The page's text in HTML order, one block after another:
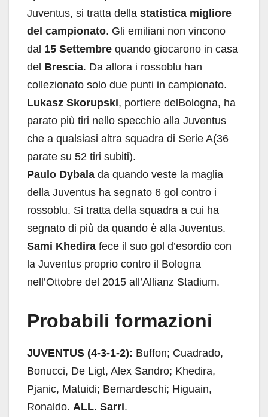
Juventus, si tratta della statistica migliore
del campionato. Gli emiliani non vincono
dal 15 Settembre quando giocarono in casa
del Brescia. Da allora i rossoblu han
collezionato solo due punti in campionato.
Lukasz Skorupski, portiere delBologna, ha
parato più tiri nello specchio alla Juventus
che a qualsiasi altra squadra di Serie A(36
parate su 52 tiri subiti).
Paulo Dybala da quando veste la maglia
della Juventus ha segnato 6 gol contro i
rossoblu. Si tratta della squadra a cui ha
segnato di più da quando è alla Juventus.
Sami Khedira fece il suo gol d’esordio con
la Juventus proprio contro il Bologna
nell’Ottobre del 2015 all’Allianz Stadium.
Probabili formazioni
JUVENTUS (4-3-1-2): Buffon; Cuadrado,
Bonucci, De Ligt, Alex Sandro; Khedira,
Pjanic, Matuidi; Bernardeschi; Higuain,
Ronaldo. ALL. Sarri.